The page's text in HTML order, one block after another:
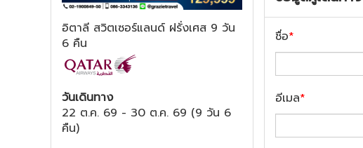
อิตาลี สวิตเซอร์แลนด์ ฝรั่งเศส 9 วัน
6 คืน
วันเดินทาง
22 ต.ค. 69 - 30 ต.ค. 69 (9 วัน 6
คืน)
ชื่อ*
อีเมล*